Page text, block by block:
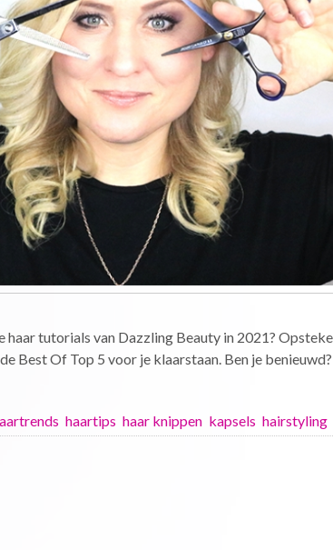
tutorials van Dazzling Beauty in 2021?
Best Of Top 5 voor je klaarstaan. Ben je benieuwd?
haartips haar knippen kapsels hairstyling